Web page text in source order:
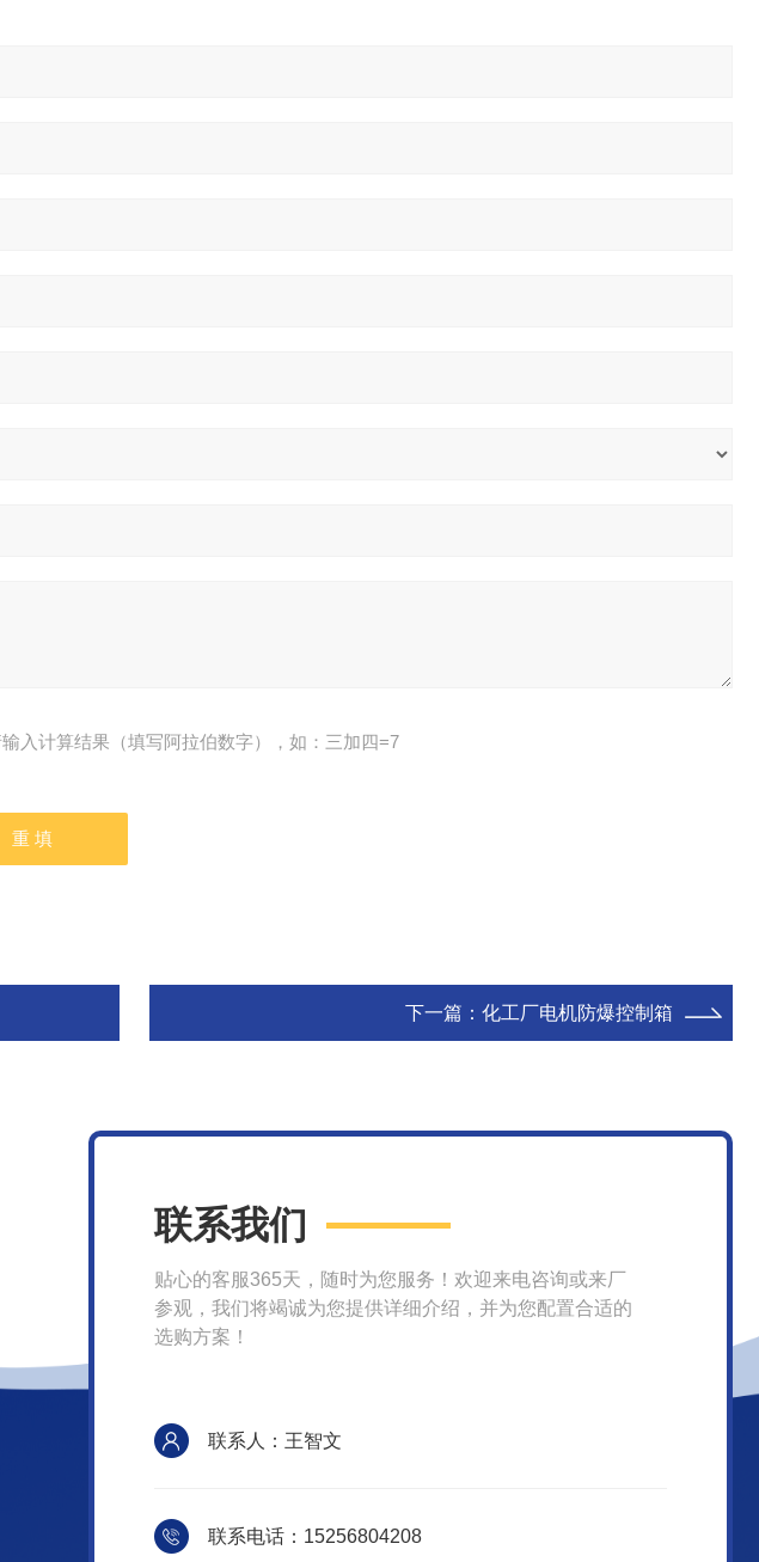
入计算结果（填写阿拉伯数字），如：三加四=7
下一篇： 化工厂电机防爆控制箱
联系我们
贴心的客服365天，随时为您服务！欢迎来电咨询或来厂
参观，我们将竭诚为您提供详细介绍，并为您配置合适的
选购方案！
联系人：王智文
联系电话：15256804208